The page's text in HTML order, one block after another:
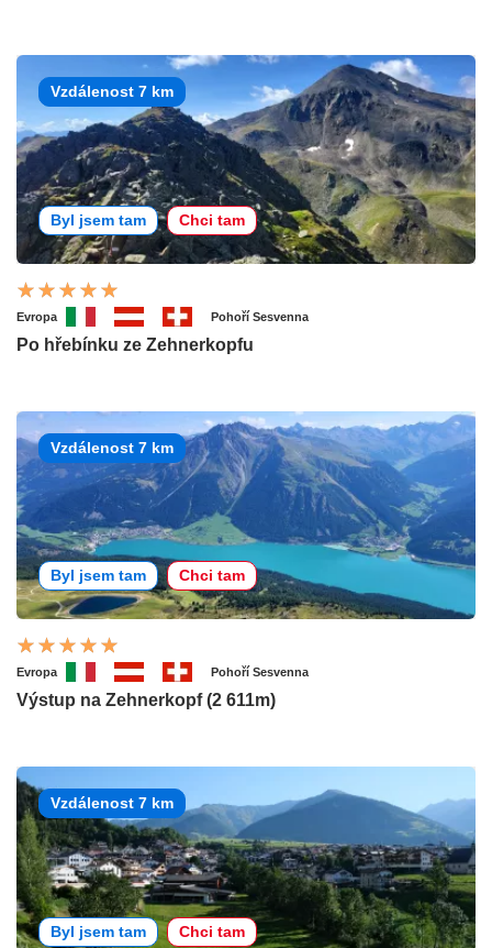
Vzdálenost 7 km
Byl jsem tam Chci tam
Evropa Pohoří Sesvenna
Po hřebínku ze Zehnerkopfu
Vzdálenost 7 km
Byl jsem tam Chci tam
Evropa Pohoří Sesvenna
Výstup na Zehnerkopf (2 611m)
Vzdálenost 7 km
Byl jsem tam Chci tam